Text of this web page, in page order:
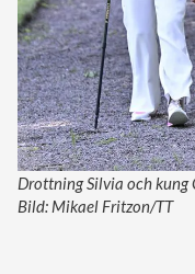
Drottning Silvia och kung
Bild: Mikael Fritzon/TT